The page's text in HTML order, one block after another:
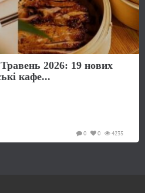
2026: 19 нових
кафе...
4235
0
0